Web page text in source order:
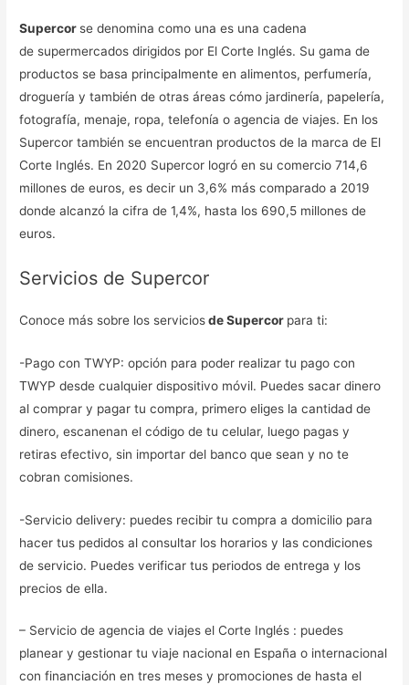
Supercor se denomina como una es una cadena
de supermercados dirigidos por El Corte Inglés. Su gama de
productos se basa principalmente en alimentos, perfumería,
droguería y también de otras áreas cómo jardinería, papelería,
fotografía, menaje, ropa, telefonía o agencia de viajes. En los
Supercor también se encuentran productos de la marca de El
Corte Inglés. En 2020 Supercor logró en su comercio 714,6
millones de euros, es decir un 3,6% más comparado a 2019
donde alcanzó la cifra de 1,4%, hasta los 690,5 millones de
euros.
Servicios de Supercor
Conoce más sobre los serviciosde Supercor para ti:
-Pago con TWYP: opción para poder realizar tu pago con
TWYP desde cualquier dispositivo móvil. Puedes sacar dinero
al comprar y pagar tu compra, primero eliges la cantidad de
dinero, escanenan el código de tu celular, luego pagas y
retiras efectivo, sin importar del banco que sean y no te
cobran comisiones.
-Servicio delivery: puedes recibir tu compra a domicilio para
hacer tus pedidos al consultar los horarios y las condiciones
de servicio. Puedes verificar tus periodos de entrega y los
precios de ella.
– Servicio de agencia de viajes el Corte Inglés : puedes
planear y gestionar tu viaje nacional en España o internacional
con financiación en tres meses y promociones de hasta el